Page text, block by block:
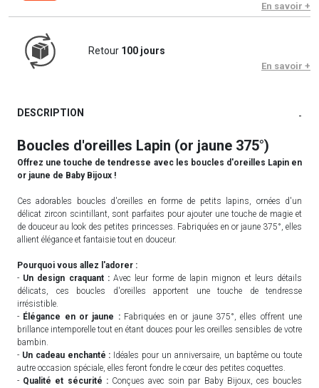
En savoir +
Retour 100 jours
En savoir +
DESCRIPTION -
Boucles d'oreilles Lapin (or jaune 375°)
Offrez une touche de tendresse avec les boucles d'oreilles Lapin en
or jaune de Baby Bijoux !
Ces adorables boucles d'oreilles en forme de petits lapins, ornées d'un
délicat zircon scintillant, sont parfaites pour ajouter une touche de magie et
de douceur au look des petites princesses. Fabriquées en or jaune 375°, elles
allient élégance et fantaisie tout en douceur.
Pourquoi vous allez l'adorer :
- Un design craquant :Avec leur forme de lapin mignon et leurs détails
délicats, ces boucles d'oreilles apportent une touche de tendresse
irrésistible.
- Élégance en or jaune :Fabriquées en or jaune 375°, elles offrent une
brillance intemporelle tout en étant douces pour les oreilles sensibles de votre
bambin.
- Un cadeau enchanté : Idéales pour un anniversaire, un baptême ou toute
autre occasion spéciale, elles feront fondre le cœur des petites coquettes.
- Qualité et sécurité :Conçues avec soin par Baby Bijoux, ces boucles